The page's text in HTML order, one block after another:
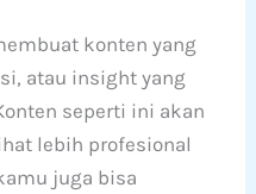
konten yang
atau insight yang
seperti ini akan
lebih profesional
juga bisa